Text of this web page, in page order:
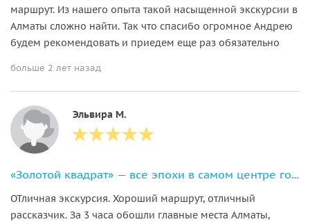
маршрут. Из нашего опыта такой насыщенной экскурсии в
Алматы сложно найти. Так что спасибо огромное Андрею
будем рекомендовать и приедем еще раз обязательно
больше 2 лет назад
Эльвира М.
«Золотой квадрат» — все эпохи в самом центре города
ОТличная экскурсия. Хороший маршрут, отличный
рассказчик. За 3 часа обошли главные места Алматы,